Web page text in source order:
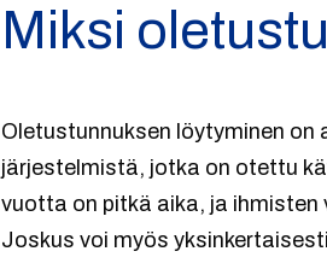
Miksi
Oletustunnuksen löytyminen
järjestelmistä, jotka on otettu
vuotta on pitkä aika, ja
Joskus voi myös